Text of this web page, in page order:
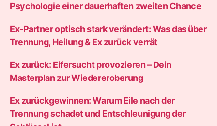
Psychologie einer dauerhaften zweiten Chance
Ex-Partner optisch stark verändert: Was das über
Trennung, Heilung & Ex zurück verrät
Ex zurück: Eifersucht provozieren – Dein
Masterplan zur Wiedereroberung
Ex zurückgewinnen: Warum Eile nach der
Trennung schadet und Entschleunigung der